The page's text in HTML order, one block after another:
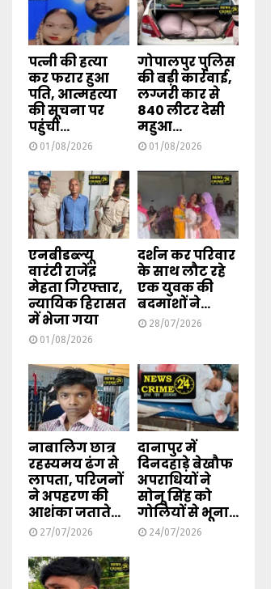
पत्नी की हत्या
कर फरार हुआ
पति, आत्महत्या
की सूचना पर
पहुंची...
01/08/2026
गोपालपुर पुलिस
की बड़ी कार्रवाई,
लग्जरी कार से
840 लीटर देसी
महुआ...
01/08/2026
एनबीडब्ल्यू
वारंटी राजेंद्र
मेहता गिरफ्तार,
न्यायिक हिरासत
में भेजा गया
01/08/2026
दर्शन कर परिवार
के साथ लौट रहे
एक युवक की
बदमाशों ने...
28/07/2026
नाबालिग छात्र
रहस्यमय ढंग से
लापता, परिजनों
ने अपहरण की
आशंका जताते...
27/07/2026
दानापुर में
दिनदहाड़े बेखौफ
अपराधियों ने
सोनू सिंह को
गोलियों से भूना...
24/07/2026